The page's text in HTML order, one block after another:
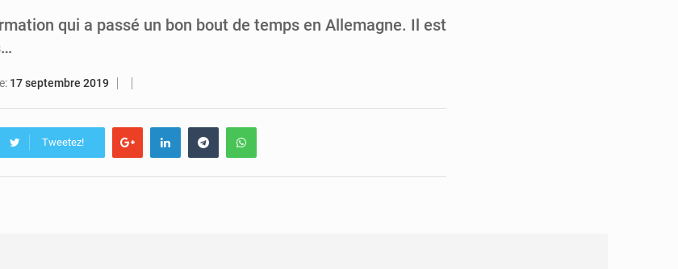
qui a passé un bon bout de temps en Allemagne. Il est
le: 17 septembre 2019
Tweetez!